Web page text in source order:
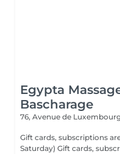
Egypta
Bascharage
76, Avenue de
Gift cards, subscriptions
Saturday) Gift cards, subscriptions are (not valid on Sundays